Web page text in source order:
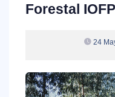
Forestal
24